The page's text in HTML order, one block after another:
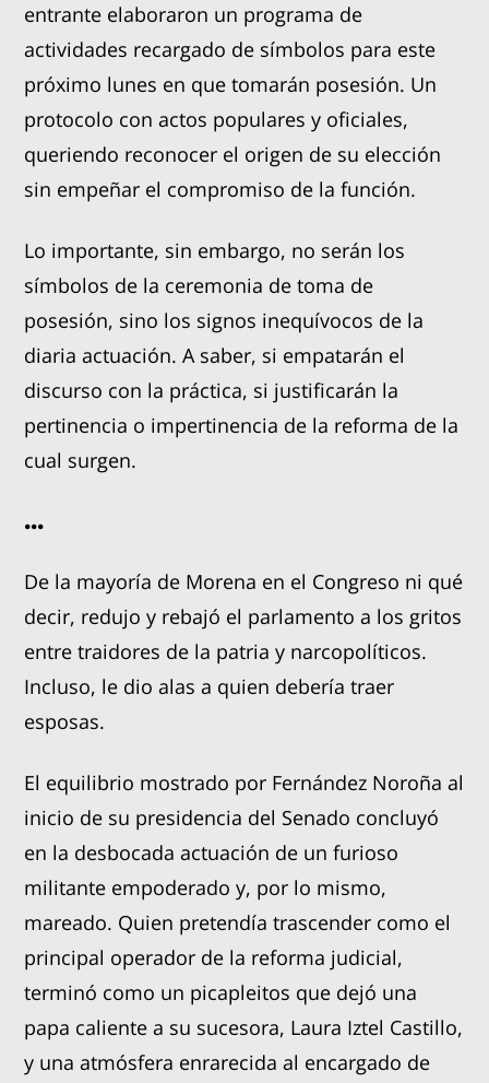
entrante elaboraron un programa de
actividades recargado de símbolos para este
próximo lunes en que tomarán posesión. Un
protocolo con actos populares y oficiales,
queriendo reconocer el origen de su elección
sin empeñar el compromiso de la función.
Lo importante, sin embargo, no serán los
símbolos de la ceremonia de toma de
posesión, sino los signos inequívocos de la
diaria actuación. A saber, si empatarán el
discurso con la práctica, si justificarán la
pertinencia o impertinencia de la reforma de la
cual surgen.
...
De la mayoría de Morena en el Congreso ni qué
decir, redujo y rebajó el parlamento a los gritos
entre traidores de la patria y narcopolíticos.
Incluso, le dio alas a quien debería traer
esposas.
El equilibrio mostrado por Fernández Noroña al
inicio de su presidencia del Senado concluyó
en la desbocada actuación de un furioso
militante empoderado y, por lo mismo,
mareado. Quien pretendía trascender como el
principal operador de la reforma judicial,
terminó como un picapleitos que dejó una
papa caliente a su sucesora, Laura Iztel Castillo,
y una atmósfera enrarecida al encargado de